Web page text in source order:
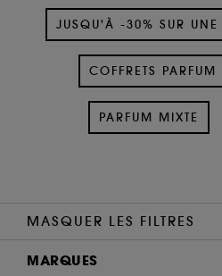
JUSQU'À -30% SUR UNE
COFFRETS PARFUM
PARFUM MIXTE
MASQUER LES FILTRES
MARQUES